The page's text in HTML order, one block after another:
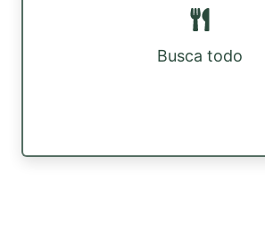
Busca todo